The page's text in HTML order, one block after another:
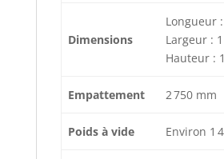
Dimensions
Longueur
Largeur :
Hauteur :
Empattement 2 750 mm
Poids à vide Environ 1